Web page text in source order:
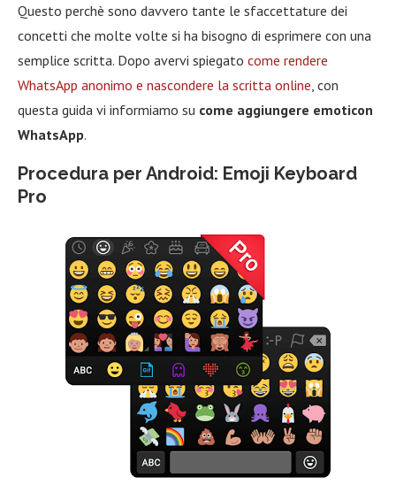
Questo perchè sono davvero tante le sfaccettature dei
concetti che molte volte si ha bisogno di esprimere con una
semplice scritta. Dopo avervi spiegato come rendere
WhatsApp anonimo e nascondere la scritta online , con
questa guida vi informiamo su come aggiungere emoticon
WhatsApp.
Procedura per Android: Emoji Keyboard
Pro